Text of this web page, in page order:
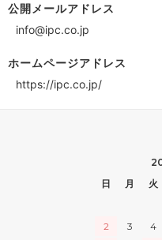
公開メールアドレス
info@ipc.co.jp
ホームページアドレス
https://ipc.co.jp/
日
月 火
2
3 4